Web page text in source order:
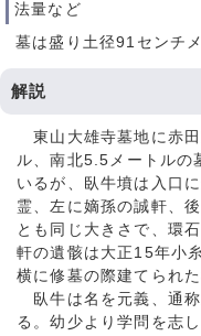
法量など
墓は盛り土径91センチ
解説
東山大雄寺墓地に赤
ル、南北5.5メートルの
いるが、臥牛墳は入口
霊、左に嫡孫の誠軒、
とも同じ大きさで、環
軒の遺骸は大正15年小
横に修墓の際建てられた
臥牛は名を元義、通
る。幼少より学問を志